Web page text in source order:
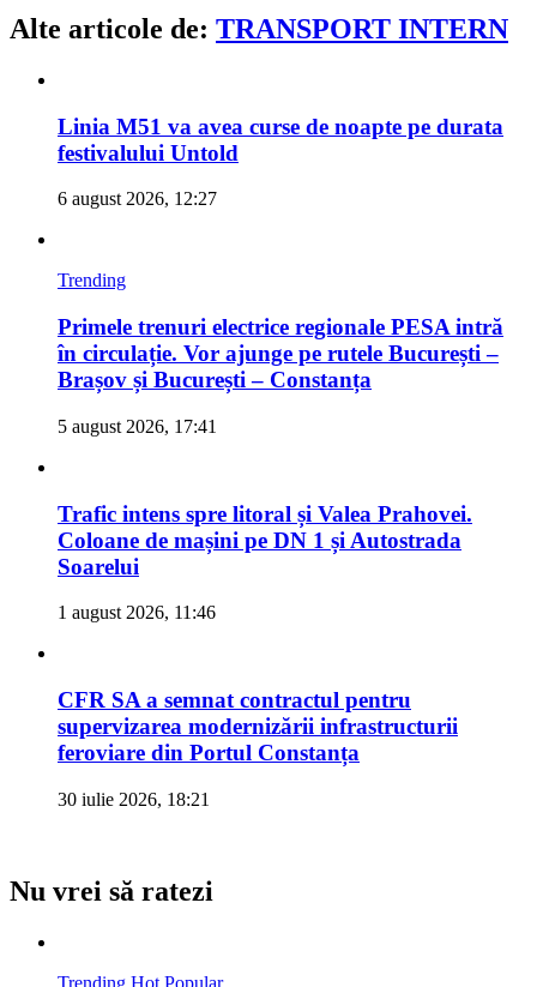
Alte articole de: TRANSPORT INTERN
Linia M51 va avea curse de noapte pe durata
festivalului Untold
6 august 2026, 12:27
Trending
Primele trenuri electrice regionale PESA intră
în circulație. Vor ajunge pe rutele București –
Brașov și București – Constanța
5 august 2026, 17:41
Trafic intens spre litoral și Valea Prahovei.
Coloane de mașini pe DN 1 și Autostrada
Soarelui
1 august 2026, 11:46
CFR SA a semnat contractul pentru
supervizarea modernizării infrastructurii
feroviare din Portul Constanța
30 iulie 2026, 18:21
Nu vrei să ratezi
Trending Hot Popular